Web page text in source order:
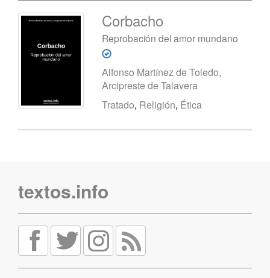
Corbacho
Reprobación del amor mundano
Alfonso Martínez de Toledo,
Arcipreste de Talavera
Tratado, Religión, Ética
textos.info